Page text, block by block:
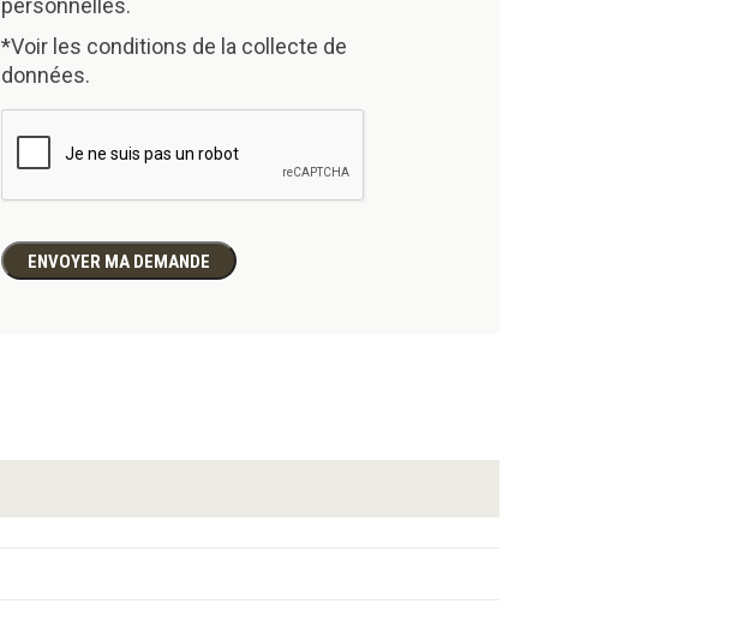
personnelles.
*Voir les conditions de la collecte de
données.